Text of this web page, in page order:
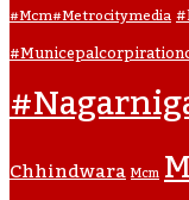
#mcm#metrocitymedia
ChhindwaraMcm